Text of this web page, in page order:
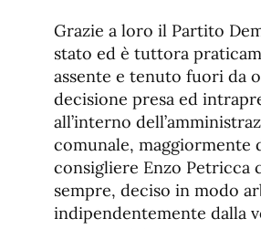
Grazie a loro il Partito
stato ed è tuttora
assente e tenuto fuori da
decisione presa ed
all’interno
comunale, maggiormente
consigliere Enzo Petricca
sempre, deciso in modo
indipendentemente dalla